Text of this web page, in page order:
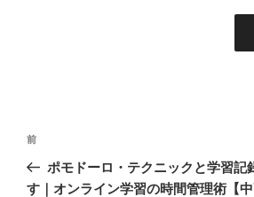
投
ナ
前
の
投
前
ポモドーロ・テクニックと学習記
す｜オンライン学習の時間管理術【中